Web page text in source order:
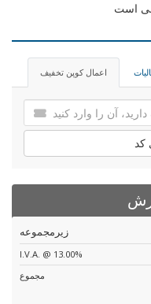
است
اعمال کوپن تخفیف
زیرمجموعه
I.V.A. @ 13.00%
مجموع